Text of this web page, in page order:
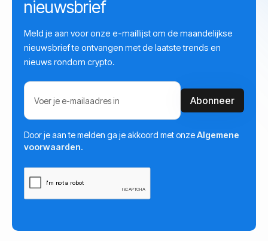
nieuwsbrief
Meld je aan voor onze e-maillijst om de maandelijkse
nieuwsbrief te ontvangen met de laatste trends en
nieuws rondom crypto.
Door je aan te melden ga je akkoord met onzeAlgemene
voorwaarden.